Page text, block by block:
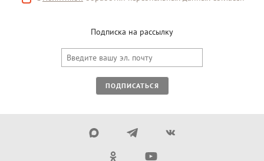
Подписка на рассылку
ПОДПИСАТЬСЯ